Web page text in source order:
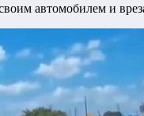
автомобилем и